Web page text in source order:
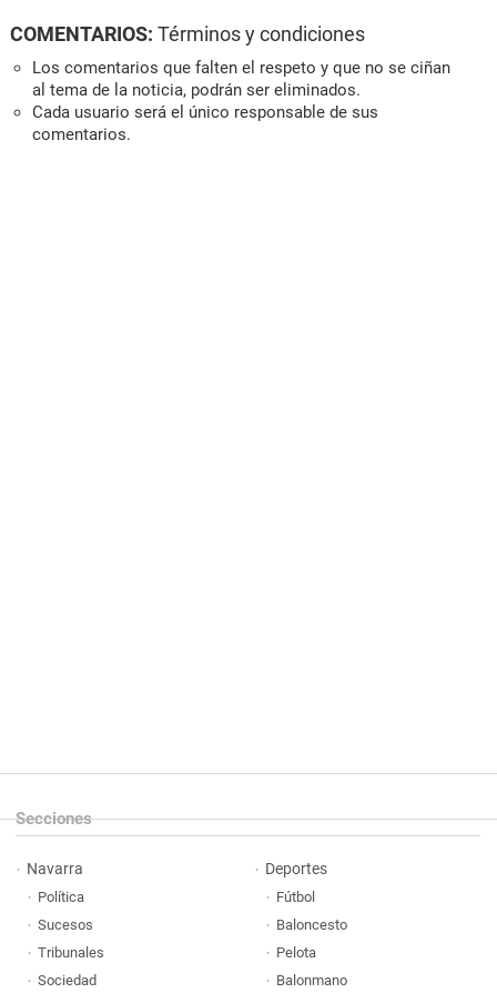
COMENTARIOS: Términos y condiciones
Los comentarios que falten el respeto y que no se ciñan
al tema de la noticia, podrán ser eliminados.
Cada usuario será el único responsable de sus
comentarios.
Secciones
Navarra
Política
Sucesos
Tribunales
Sociedad
Deportes
Fútbol
Baloncesto
Pelota
Balonmano